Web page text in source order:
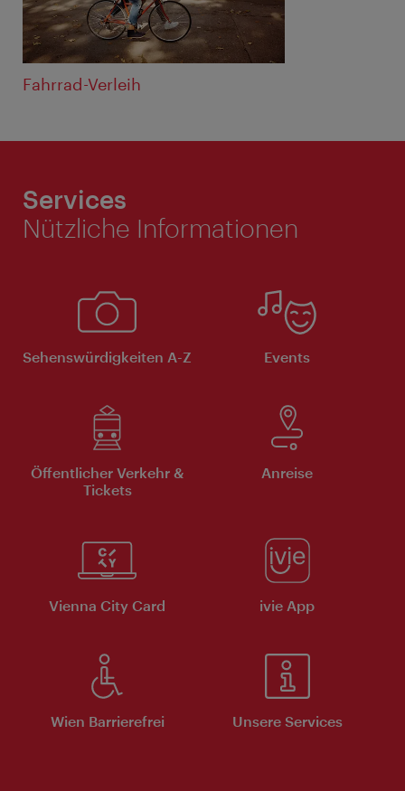
Fahrrad-Verleih
Services
Nützliche Informationen
Sehenswürdigkeiten A-Z Events
Öffentlicher Verkehr &
Tickets
Anreise
Vienna City Card ivie App
Wien Barrierefrei Unsere Services